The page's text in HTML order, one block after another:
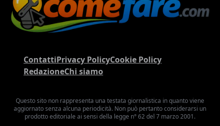
ContattiPrivacy PolicyCookie Policy
RedazioneChi siamo
Questo sito non rappresenta una testata giornalistica in quanto viene
aggiornato senza alcuna periodicità. Non può pertanto considerarsi un
prodotto editoriale ai sensi della legge n° 62 del 7 marzo 2001.